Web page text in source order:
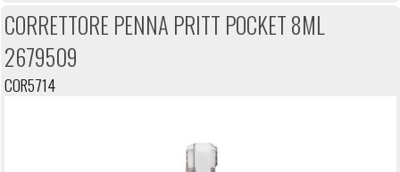
CORRETTORE PENNA PRITT POCKET 8ML
2679509
COR5714